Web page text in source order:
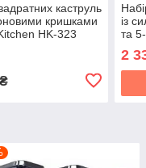
каструль
кришками
HK-323
із
та
2